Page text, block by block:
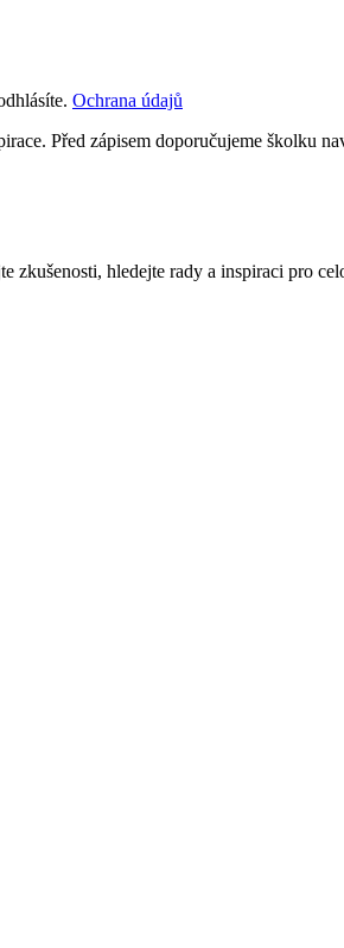
Ochrana údajů
Před zápisem doporučujeme školku
zkušenosti, hledejte rady a inspiraci pro